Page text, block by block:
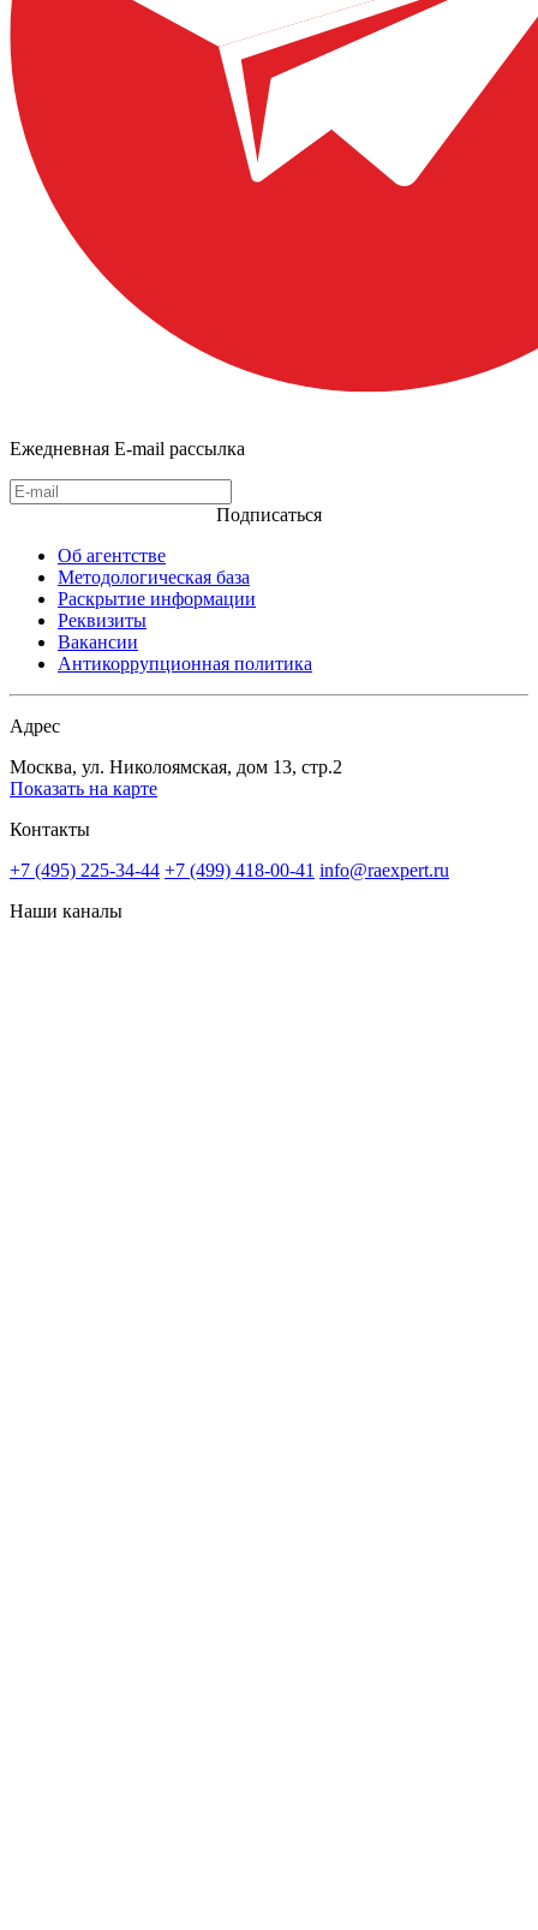
Ежедневная E-mail рассылка
Подписаться
Об агентстве
Методологическая база
Раскрытие информации
Реквизиты
Вакансии
Антикоррупционная политика
Адрес
Москва, ул. Николоямская, дом 13, стр.2
Показать на карте
Контакты
+7 (495) 225-34-44 +7 (499) 418-00-41 info@raexpert.ru
Наши каналы